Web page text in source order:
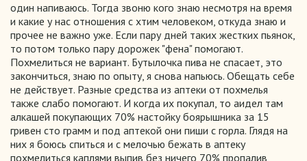
один напиваюсь. Тогда звоню кого знаю несмотря на время
и какие у нас отношения с хтим человеком, откуда знаю и
прочее не важно уже. Если пару дней таких жестких пьянок,
то потом только пару дорожек "фена" помогают.
Похмелиться не вариант. Бутылочка пива не спасает, это
закончиться, знаю по опыту, я снова напьюсь. Обещать себе
не действует. Разные средства из аптеки от похмелья
также слабо помогают. И когда их покупал, то аидел там
алкашей покупающих 70% настойку боярышника за 15
гривен сто грамм и под аптекой они пиши с горла. Глядя на
них я боюсь спиться и с мелочью бежать в аптеку
похмелиться каплями выпив без ничего 70% пропалив